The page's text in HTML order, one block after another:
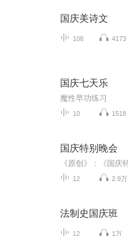
国庆美诗文
108 4173
国庆七天乐
魔性早功练习
10 1518
国庆特别晚会
12 2.9万
法制史国庆班
12 1万